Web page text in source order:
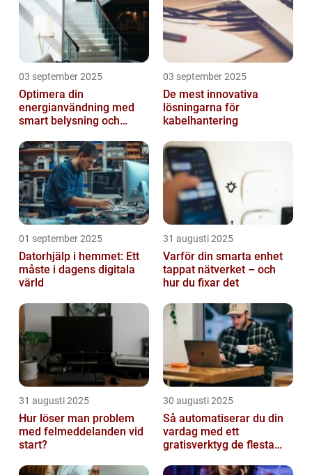
03 september 2025
Optimera din
energianvändning med
smart belysning och
03 september 2025
De mest innovativa
lösningarna för
kabelhantering
01 september 2025
Datorhjälp i hemmet: Ett
måste i dagens digitala
värld
31 augusti 2025
Varför din smarta enhet
tappat nätverket – och
hur du fixar det
31 augusti 2025
Hur löser man problem
med felmeddelanden vid
start?
30 augusti 2025
Så automatiserar du din
vardag med ett
gratisverktyg de flesta